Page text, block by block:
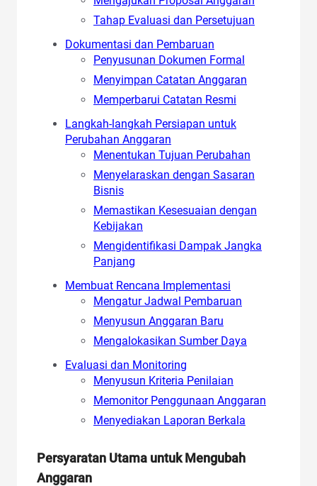
Tahap Evaluasi dan Persetujuan
Dokumentasi dan Pembaruan
Penyusunan Dokumen Formal
Menyimpan Catatan Anggaran
Memperbarui Catatan Resmi
Langkah-langkah Persiapan untuk
Perubahan Anggaran
Menentukan Tujuan Perubahan
Menyelaraskan dengan Sasaran
Bisnis
Memastikan Kesesuaian dengan
Kebijakan
Mengidentifikasi Dampak Jangka
Panjang
Membuat Rencana Implementasi
Mengatur Jadwal Pembaruan
Menyusun Anggaran Baru
Mengalokasikan Sumber Daya
Evaluasi dan Monitoring
Menyusun Kriteria Penilaian
Memonitor Penggunaan Anggaran
Menyediakan Laporan Berkala
Persyaratan Utama untuk Mengubah
Anggaran